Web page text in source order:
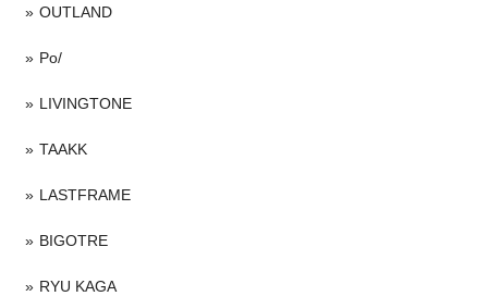
OUTLAND
Po/
LIVINGTONE
TAAKK
LASTFRAME
BIGOTRE
RYU KAGA